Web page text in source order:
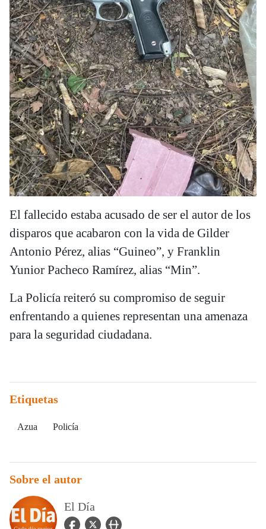
El fallecido estaba acusado de ser el autor de los
disparos que acabaron con la vida de Gilder
Antonio Pérez, alias “Guineo”, y Franklin
Yunior Pacheco Ramírez, alias “Min”.
La Policía reiteró su compromiso de seguir
enfrentando a quienes representan una amenaza
para la seguridad ciudadana.
Etiquetas
Azua Policía
Sobre el autor
El Día
facebook Icon
twitter Iconuser_url Icon